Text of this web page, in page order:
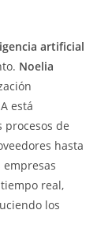
artificial
Noelia
está
procesos de
hasta
real,
los